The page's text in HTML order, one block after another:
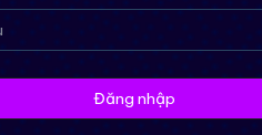
Đăng nhập